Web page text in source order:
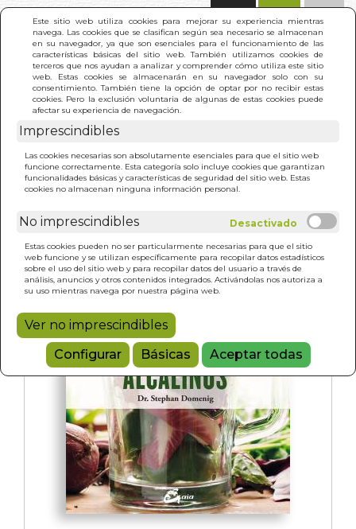
Este sitio web utiliza cookies para mejorar su experiencia mientras
navega. Las cookies que se clasifican según sea necesario se almacenan
en su navegador, ya que son esenciales para el funcionamiento de las
características básicas del sitio web. También utilizamos cookies de
terceros que nos ayudan a analizar y comprender cómo utiliza este sitio
web. Estas cookies se almacenarán en su navegador solo con su
consentimiento. También tiene la opción de optar por no recibir estas
cookies. Pero la exclusión voluntaria de algunas de estas cookies puede
afectar su experiencia de navegación.
Imprescindibles
Las cookies necesarias son absolutamente esenciales para que el sitio web
funcione correctamente. Esta categoría solo incluye cookies que garantizan
funcionalidades básicas y características de seguridad del sitio web. Estas
cookies no almacenan ninguna información personal.
No imprescindibles
Estas cookies pueden no ser particularmente necesarias para que el sitio
web funcione y se utilizan específicamente para recopilar datos estadísticos
sobre el uso del sitio web y para recopilar datos del usuario a través de
análisis, anuncios y otros contenidos integrados. Activándolas nos autoriza a
su uso mientras navega por nuestra página web.
Ver no imprescindibles
Configurar
Básicas Aceptar todas
INICIO >